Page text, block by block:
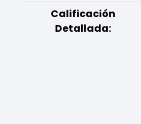
Calificación
Detallada: